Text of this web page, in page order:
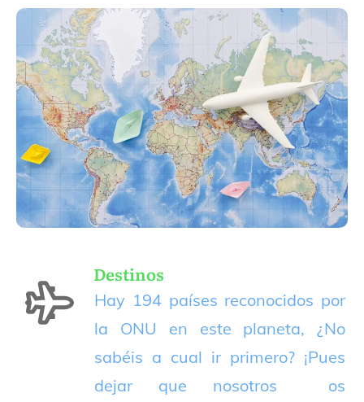
Destinos
Hay 194 países reconocidos por
la ONU en este planeta, ¿No
sabéis a cual ir primero? ¡Pues
dejar que nosotros os